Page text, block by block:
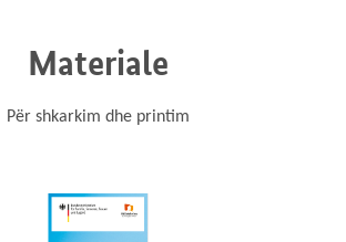
Materiale
Për shkarkim dhe printim